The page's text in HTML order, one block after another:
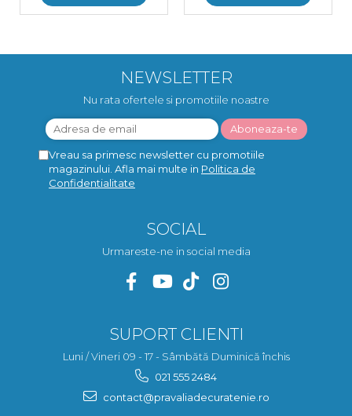
NEWSLETTER
Nu rata ofertele si promotiile noastre
Vreau sa primesc newsletter cu promotiile
magazinului. Afla mai multe in Politica de
Confidentialitate
SOCIAL
Urmareste-ne in social media
SUPORT CLIENTI
Luni / Vineri 09 - 17 - Sâmbătă Duminică închis
021 555 2484
contact@pravaliadecuratenie.ro